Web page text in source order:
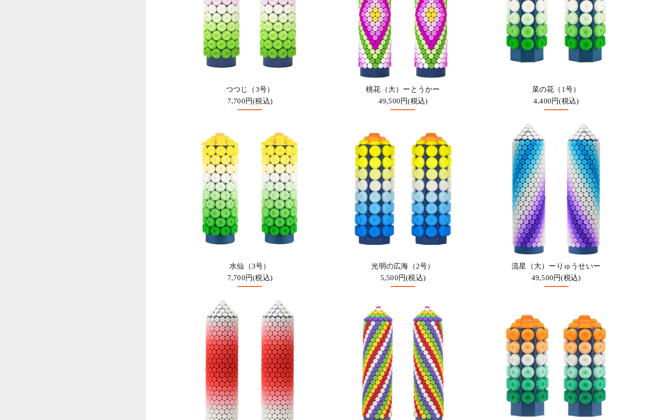
つつじ（3号）
7,700円(税込)
桃花（大）ーとうかー
49,500円(税込)
菜の花（1号）
4,400円(税込)
水仙（3号）
7,700円(税込)
光明の広海（2号）
5,500円(税込)
流星（大）ーりゅうせいー
49,500円(税込)